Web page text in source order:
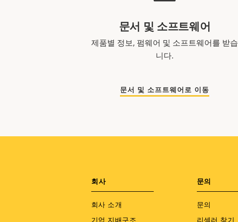
문서 및 소프트웨어
제품별 정보, 펌웨어 및 소프트웨어를 받습
니다.
문서 및 소프트웨어로 이동
Footer
menu
회사
회사 소개
기업 지배구조
문의
문의
리셀러 찾기